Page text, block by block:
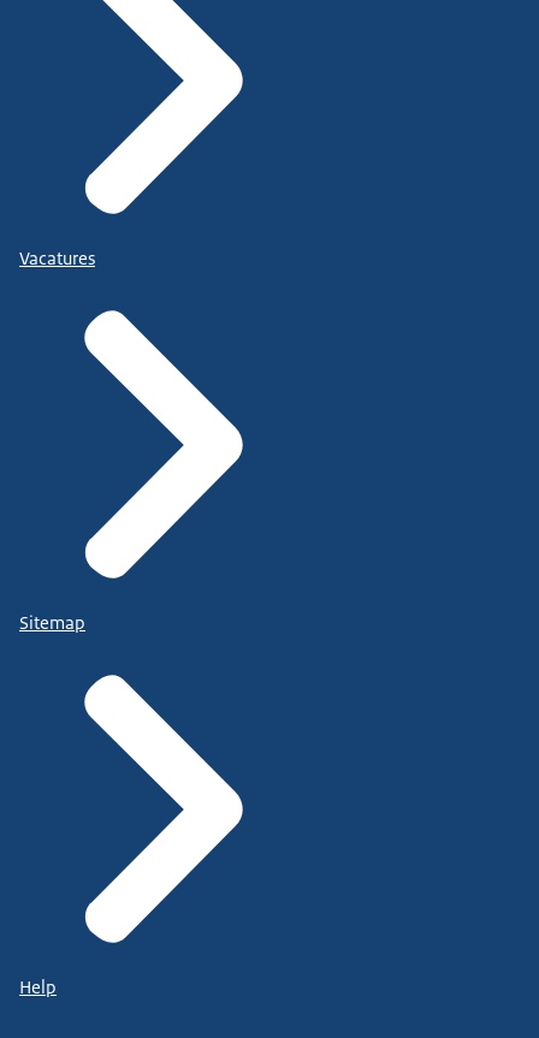
Vacatures
Sitemap
Help